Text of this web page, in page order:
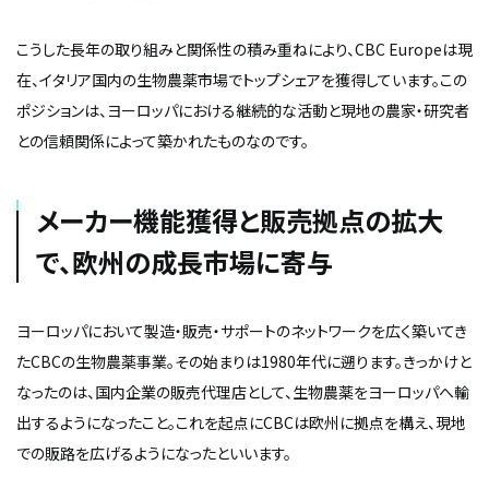
こうした長年の取り組みと関係性の積み重ねにより、CBC Europeは現
在、イタリア国内の生物農薬市場でトップシェアを獲得しています。この
ポジションは、ヨーロッパにおける継続的な活動と現地の農家・研究者
との信頼関係によって築かれたものなのです。
メーカー機能獲得と販売拠点の拡大
で、欧州の成長市場に寄与
ヨーロッパにおいて製造・販売・サポートのネットワークを広く築いてき
たCBCの生物農薬事業。その始まりは1980年代に遡ります。きっかけと
なったのは、国内企業の販売代理店として、生物農薬をヨーロッパへ輸
出するようになったこと。これを起点にCBCは欧州に拠点を構え、現地
での販路を広げるようになったといいます。